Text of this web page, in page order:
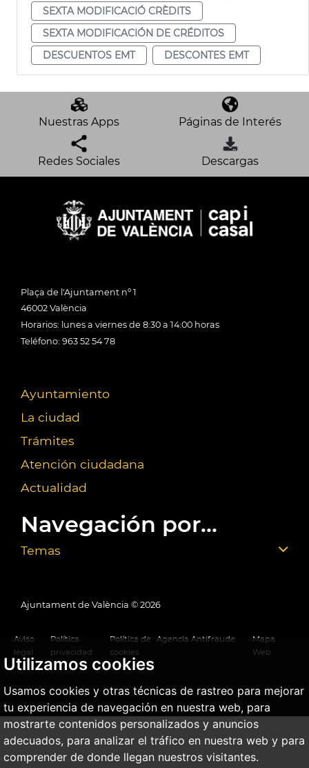
Utilizamos cookies
Usamos cookies y otras técnicas de rastreo para mejorar
tu experiencia de navegación en nuestra web, para
mostrarte contenidos personalizados y anuncios
adecuados, para analizar el tráfico en nuestra web y para
comprender de donde llegan nuestros visitantes.
SEXTA MODIFICACIÓ CRÈDITS
SEXTA MODIFICACIÓN DE CRÉDITOS
DESCUENTOS EMT
DESCONTES EMT
Nuestras Apps Páginas de Interés
Redes Sociales Descargas
Plaça de l'Ajuntament nº 1
46002 València
Horarios: lunes a viernes de 8:30 a 14:00 horas
Teléfono: 963 52 54 78
Ayuntamiento
La ciudad
Trámites
Atención ciudadana
Actualidad
Navegación por...
Temas
Ajuntament de València © 2026
Aviso
legal
Política
privacidad
Política de
cookies
Agencia Antifraude
Mapa
Web